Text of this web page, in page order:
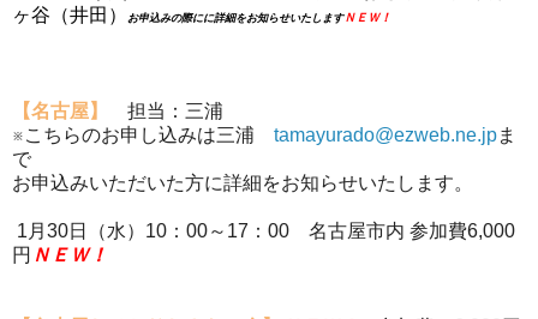
ヶ谷（井田）
お申込みの際にに詳細をお知らせいたしますＮＥＷ！
【名古屋】
担当：三浦
※こちらのお申し込みは三浦 tamayurado@ezweb.ne.jpま
で
お申込みいただいた方に詳細をお知らせいたします。
1月30日（水）10：00～17：00 名古屋市内 参加費6,000
円 ＮＥＷ！